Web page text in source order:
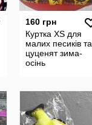
160 грн
Куртка XS для
малих песиків та
цуценят зима-
осінь